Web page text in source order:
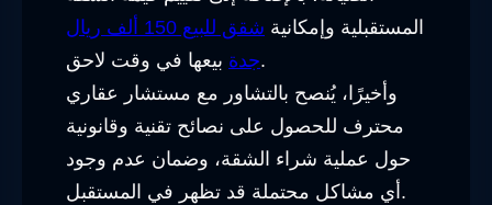
المستقبلية وإمكانية
شقق للبيع 150 ألف ريال
جدةبيعها في وقت لاحق.
وأخيرًا، يُنصح بالتشاور مع مستشار عقاري
محترف للحصول على نصائح تقنية وقانونية
حول عملية شراء الشقة، وضمان عدم وجود
أي مشاكل محتملة قد تظهر في المستقبل.